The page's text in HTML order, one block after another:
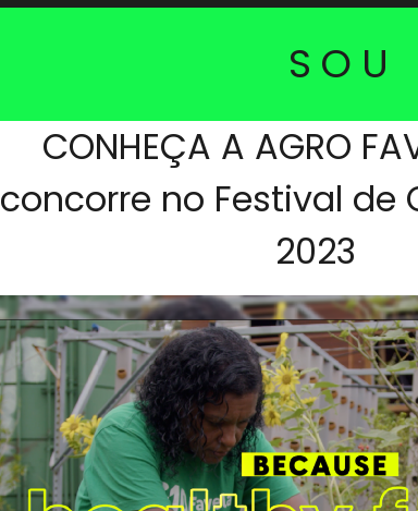
CONHEÇA A AGRO
concorre no Festival de
2023